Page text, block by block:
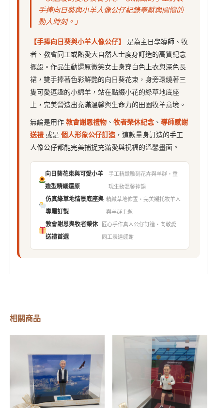
手捧向日葵與小羊人像公仔紀錄奉獻與關懷的
動人時刻。」
【手捧向日葵與小羊人像公仔】
是為主日學導師、牧
者、教會同工或熱愛大自然人士度身訂造的高質紀念
擺設。作品生動還原微笑女士身穿白色上衣與深色長
裙，雙手捧著色彩鮮艷的向日葵花束，身旁環繞著三
隻可愛逗趣的小綿羊，站在點綴小花的綠草地底座
上，完美營造出充滿溫馨與生命力的田園牧羊意境。
無論是用作 教會謝恩禮物 、 牧者榮休紀念 、 導師感謝
送禮 或是 個人形象公仔訂造 ，這款量身訂造的手工
人像公仔都能完美捕捉充滿愛與祝福的溫馨畫面。
向日葵花束與可愛小羊
造型精細還原
手工精緻雕刻花卉與羊群・重
現生動溫馨神韻
仿真綠草地情景底座與
專屬訂製
精緻草地佈置・完美襯托牧羊人
與羊群主題
教會謝恩與牧者榮休
送禮首選
匠心手作真人公仔訂造・向敬愛
同工表達感謝
相關商品